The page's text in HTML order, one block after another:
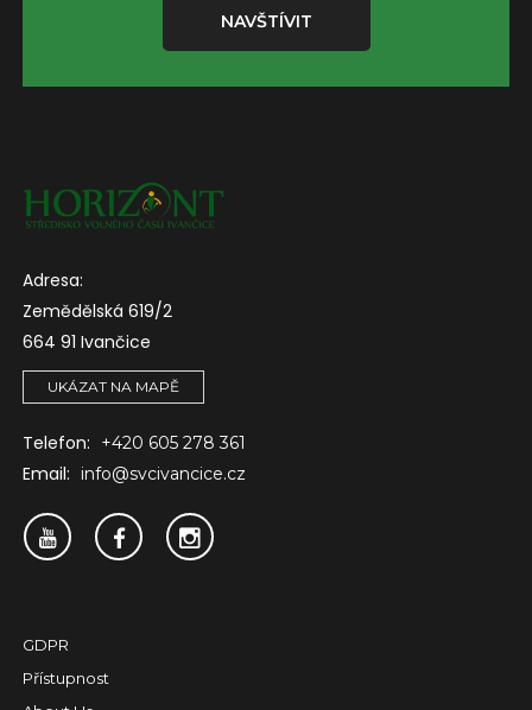
NAVŠTÍVIT
Adresa:
Zemědělská 619/2
664 91 Ivančice
UKÁZAT NA MAPĚ
Telefon: +420 605 278 361
Email: info@svcivancice.cz
GDPR
Přístupnost